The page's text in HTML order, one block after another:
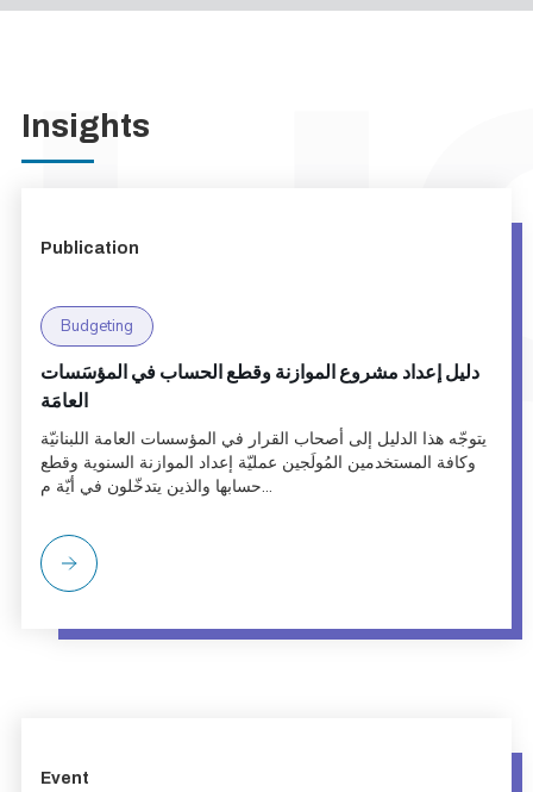
Insights
Publication
Budgeting
دليل إعداد مشروع الموازنة وقطع الحساب في المؤسَسات
العامَة
يتوجّه هذا الدليل إلى أصحاب القرار في المؤسسات العامة اللبنانيّة
وكافة المستخدمين المُولَجين عمليّة إعداد الموازنة السنوية وقطع
حسابها والذين يتدخّلون في أيّة م...
Event